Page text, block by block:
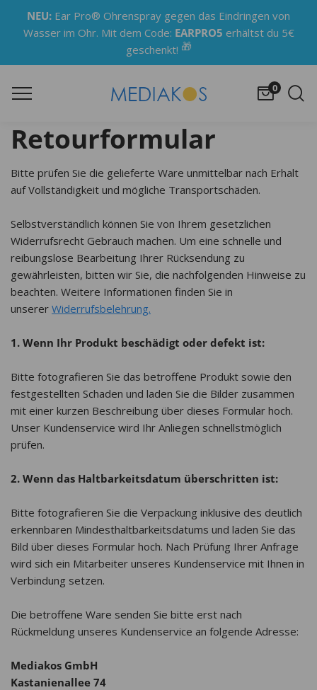
NEU: Ear Pro® Ohrenspray gegen das Eindringen von
Wasser im Ohr. Mit dem Code: EARPRO5 erhältst du 5€
geschenkt! 🎁
0
Retourformular
Bitte prüfen Sie die gelieferte Ware unmittelbar nach Erhalt
auf Vollständigkeit und mögliche Transportschäden.
Selbstverständlich können Sie von Ihrem gesetzlichen
Widerrufsrecht Gebrauch machen. Um eine schnelle und
reibungslose Bearbeitung Ihrer Rücksendung zu
gewährleisten, bitten wir Sie, die nachfolgenden Hinweise zu
beachten. Weitere Informationen finden Sie in
unserer Widerrufsbelehrung.
1. Wenn Ihr Produkt beschädigt oder defekt ist:
Bitte fotografieren Sie das betroffene Produkt sowie den
festgestellten Schaden und laden Sie die Bilder zusammen
mit einer kurzen Beschreibung über dieses Formular hoch.
Unser Kundenservice wird Ihr Anliegen schnellstmöglich
prüfen.
2. Wenn das Haltbarkeitsdatum überschritten ist:
Bitte fotografieren Sie die Verpackung inklusive des deutlich
erkennbaren Mindesthaltbarkeitsdatums und laden Sie das
Bild über dieses Formular hoch. Nach Prüfung Ihrer Anfrage
wird sich ein Mitarbeiter unseres Kundenservice mit Ihnen in
Verbindung setzen.
Die betroffene Ware senden Sie bitte erst nach
Rückmeldung unseres Kundenservice an folgende Adresse:
Mediakos GmbH
Kastanienallee 74